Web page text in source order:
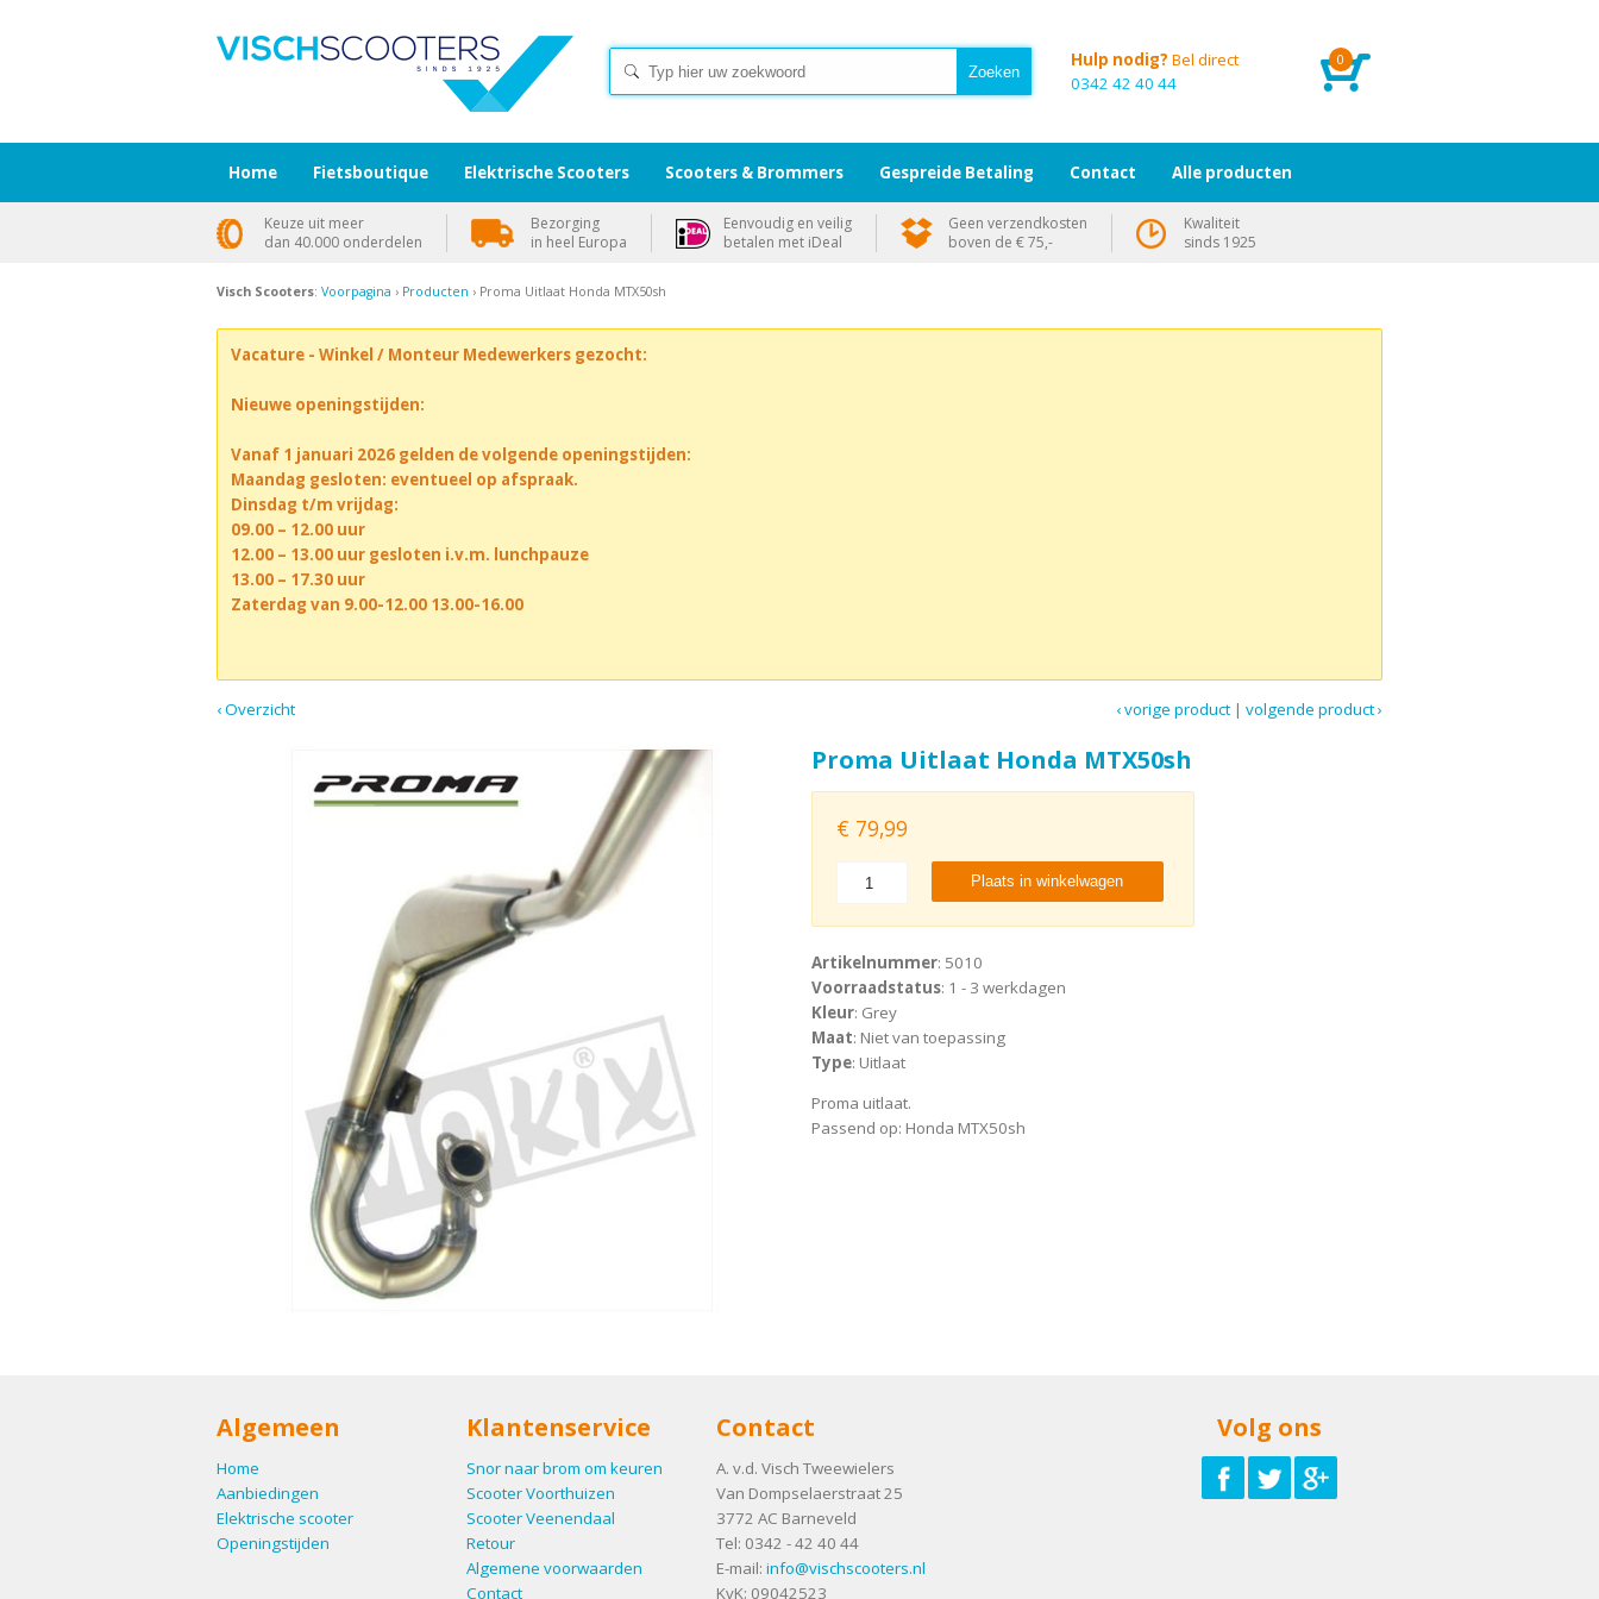
0
Hulp nodig? Bel direct
0342 42 40 44
Visch Scooters: Voorpagina › Producten › Proma Uitlaat Honda MTX50sh
Vacature - Winkel / Monteur Medewerkers gezocht:
Nieuwe openingstijden:
Vanaf 1 januari 2026 gelden de volgende openingstijden:
Maandag gesloten: eventueel op afspraak.
Dinsdag t/m vrijdag:
09.00 – 12.00 uur
12.00 – 13.00 uur gesloten i.v.m. lunchpauze
13.00 – 17.30 uur
Zaterdag van 9.00-12.00 13.00-16.00
‹ Overzicht volgende product ›
|
‹ vorige product
Proma Uitlaat Honda MTX50sh
€ 79,99
Plaats in winkelwagen
Artikelnummer: 5010
Voorraadstatus: 1 - 3 werkdagen
Kleur: Grey
Maat: Niet van toepassing
Type: Uitlaat
Proma uitlaat.
Passend op: Honda MTX50sh
Algemeen
Home
Aanbiedingen
Elektrische scooter
Openingstijden
Klantenservice
Snor naar brom om keuren
Scooter Voorthuizen
Scooter Veenendaal
Retour
Algemene voorwaarden
Contact
Contact
A. v.d. Visch Tweewielers
Van Dompselaerstraat 25
3772 AC Barneveld
Tel: 0342 - 42 40 44
E-mail: info@vischscooters.nl
KvK: 09042523
Volg ons
Home Fietsboutique Elektrische Scooters Scooters & Brommers Gespreide Betaling Contact Alle producten
Keuze uit meer
dan 40.000 onderdelen
Bezorging
in heel Europa
Eenvoudig en veilig
betalen met iDeal
Geen verzendkosten
boven de € 75,-
Kwaliteit
sinds 1925